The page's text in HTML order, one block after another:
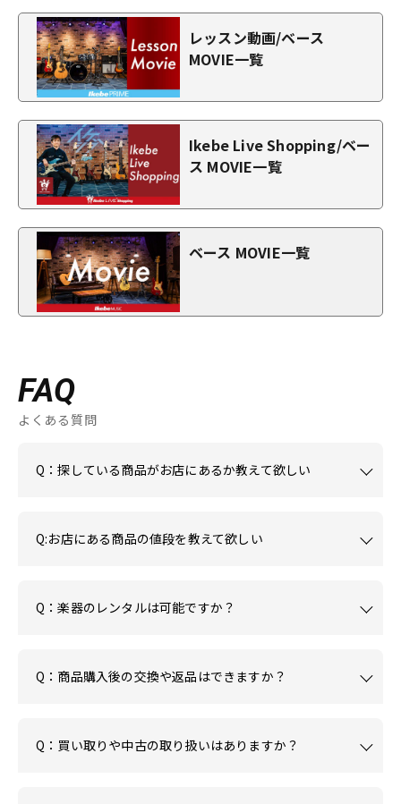
レッスン動画/ベース
MOVIE一覧
Ikebe Live Shopping/ベー
ス MOVIE一覧
ベース MOVIE一覧
FAQ
よくある質問
Q：探している商品がお店にあるか教えて欲しい
Q:お店にある商品の値段を教えて欲しい
Q：楽器のレンタルは可能ですか？
Q：商品購入後の交換や返品はできますか？
Q：買い取りや中古の取り扱いはありますか？